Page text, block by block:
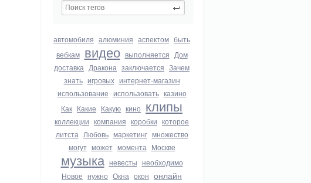
автомобиля алюминия аспектом быть
вебкам видео выполняется Дом
доставка Дракона заключается Зачем
знать игровых интернет-магазин
использование использовать казино
Как Какие Какую кино клипы
коллекции компания коробки которое
литста Любовь маркетинг множество
могут может момента Москве
музыка невесты необходимо
Новое нужно Окна окон онлайн